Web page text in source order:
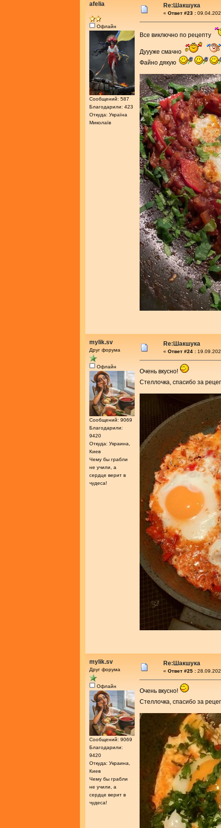
afelia
Офлайн
Сообщений: 587
Благодарили: 423
Откуда: Україна
Миколаїв
Re:Шакшука
« Ответ #23 :
Все виключно по рецепту
Дуууже смачно
Файно дякую
mylik.sv
Друг форума
Офлайн
Сообщений: 9069
Благодарили:
9420
Откуда: Украина,
Киев
Чему бы грабли
не учили, а
сердце верит в
чудеса!
Re:Шакшука
« Ответ #24 :
Очень вкусно!
Стеллочка, спасибо за
mylik.sv
Друг форума
Офлайн
Сообщений: 9069
Благодарили:
9420
Откуда: Украина,
Киев
Чему бы грабли
не учили, а
сердце верит в
чудеса!
Re:Шакшука
« Ответ #25 :
Очень вкусно!
Стеллочка, спасибо за